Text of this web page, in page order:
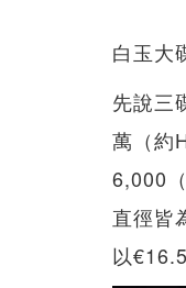
白玉大
先說三
萬（約
6,000
直徑皆
以